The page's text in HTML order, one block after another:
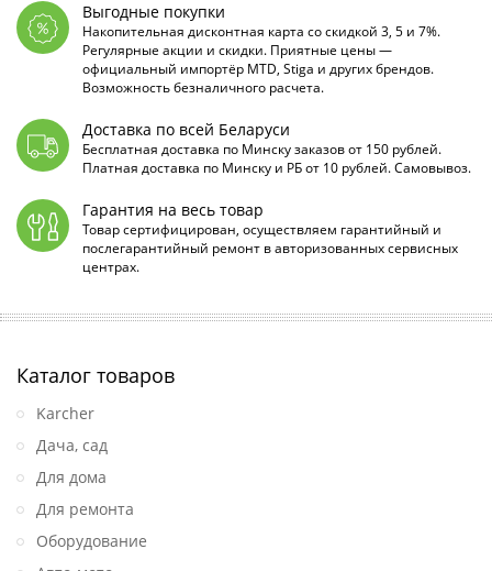
Выгодные покупки
Накопительная дисконтная карта со скидкой 3, 5 и 7%.
Регулярные акции и скидки. Приятные цены —
официальный импортёр MTD, Stiga и других брендов.
Возможность безналичного расчета.
Доставка по всей Беларуси
Бесплатная доставка по Минску заказов от 150 рублей.
Платная доставка по Минску и РБ от 10 рублей. Самовывоз.
Гарантия на весь товар
Товар сертифицирован, осуществляем гарантийный и
послегарантийный ремонт в авторизованных сервисных
центрах.
Каталог товаров
Karcher
Дача, сад
Для дома
Для ремонта
Оборудование